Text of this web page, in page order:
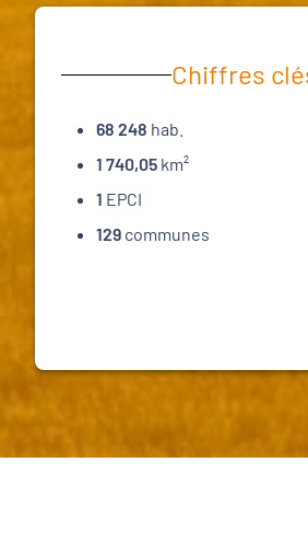
Chiffres
68 248 hab.
1 740,05 km²
1 EPCI
129 communes